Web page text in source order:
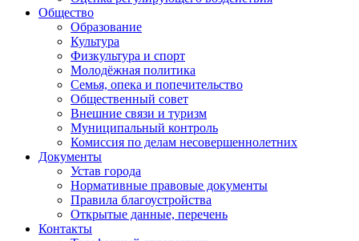
Общество
Образование
Культура
Физкультура и спорт
Молодёжная политика
Семья, опека и попечительство
Общественный совет
Внешние связи и туризм
Муниципальный контроль
Комиссия по делам несовершеннолетних
Документы
Устав города
Нормативные правовые документы
Правила благоустройства
Открытые данные, перечень
Контакты